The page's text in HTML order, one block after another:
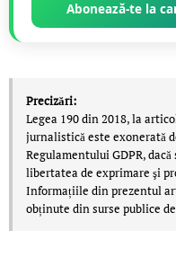
Abonează-te la
Precizări:
Legea 190 din 2018, la
jurnalistică este exonerată
Regulamentului GDPR,
libertatea de exprimare şi
Informațiile din prezentul
obținute din surse publice